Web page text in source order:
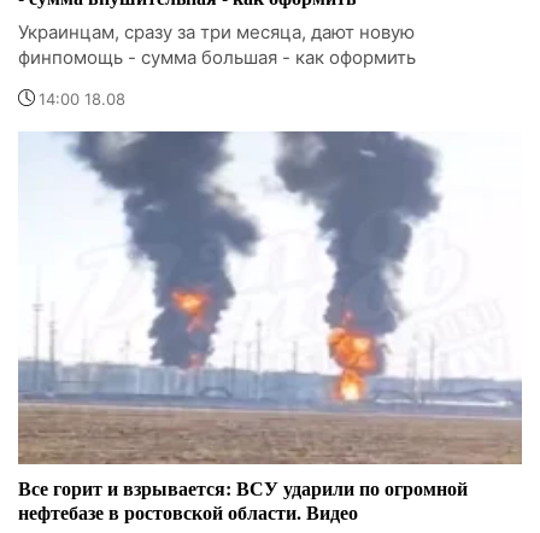
Украинцам, сразу за три месяца, дают новую
финпомощь - сумма большая - как оформить
14:00 18.08
Все горит и взрывается: ВСУ ударили по огромной
нефтебазе в ростовской области. Видео